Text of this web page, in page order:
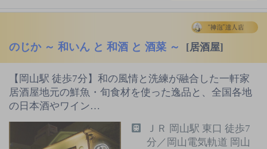
のじか ～ 和いん と 和酒 と 酒菜 ～ [居酒屋]
【岡山駅 徒歩7分】和の風情と洗練が融合した一軒家
居酒屋地元の鮮魚・旬食材を使った逸品と、全国各地
の日本酒やワイン…
ＪＲ 岡山駅 東口 徒歩7
分／岡山電気軌道 岡山